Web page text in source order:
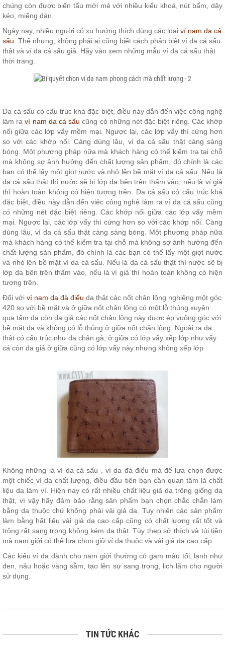
chúng còn được biến tấu mới mẻ với nhiều kiểu khoá, nút bấm, dây
kéo, miếng dán.
Ngày nay, nhiều người có xu hướng thích dùng các loại ví nam da cá
sấu . Thế nhưng, không phải ai cũng biết cách phân biệt ví da cá sấu
thật và ví da cá sấu giả. Hãy vào xem những mẫu ví da cá sấu thật
thời trang.
Da cá sấu có cấu trúc khá đặc biệt, điều này dẫn đến việc công nghệ
làm raví nam da cá sấu cũng có những nét đặc biệt riêng. Các khớp
nối giữa các lớp vẩy mềm mại. Ngược lại, các lớp vẩy thì cứng hơn
so với các khớp nối. Càng dùng lâu, ví da cá sấu thật càng sáng
bóng. Một phương pháp nữa mà khách hàng có thể kiểm tra tại chỗ
mà không sợ ảnh hưởng đến chất lượng sản phẩm, đó chính là các
bạn có thể lấy một giọt nước và nhỏ lên bề mặt ví da cá sấu. Nếu là
da cá sấu thật thì nước sẽ bị lớp da bên trên thấm vào, nếu là ví giả
thì hoàn toàn không có hiện tượng trên. Da cá sấu có cấu trúc khá
đặc biệt, điều này dẫn đến việc công nghệ làm ra ví da cá sấu cũng
có những nét đặc biệt riêng. Các khớp nối giữa các lớp vẩy mềm
mại. Ngược lại, các lớp vẩy thì cứng hơn so với các khớp nối. Càng
dùng lâu, ví da cá sấu thật càng sáng bóng. Một phương pháp nữa
mà khách hàng có thể kiểm tra tại chỗ mà không sợ ảnh hưởng đến
chất lượng sản phẩm, đó chính là các bạn có thể lấy một giọt nước
và nhỏ lên bề mặt ví da cá sấu. Nếu là da cá sấu thật thì nước sẽ bị
lớp da bên trên thấm vào, nếu là ví giả thì hoàn toàn không có hiện
tượng trên.
Đối với ví nam da đà điểu da thật các nốt chân lông nghiêng một góc
420 so với bề mặt và ở giữa nốt chân lông có một lỗ thủng xuyên
qua tấm da còn da giả các nốt chân lông này được ép vuông góc với
bề mặt da và không có lỗ thủng ở giữa nốt chân lông. Ngoài ra da
thật có cấu trúc như da chân gà, ở giữa có lớp vẩy xếp lớp như vẩy
cá còn da giả ở giữa cũng có lớp vẩy này nhưng không xếp lớp
Không những là ví da cá sấu , ví da đà điểu mà để lựa chọn được
một chiếc ví da chất lượng, điều đầu tiên bạn cần quan tâm là chất
liệu da làm ví. Hiện nay có rất nhiều chất liệu giả da trông giống da
thật, vì vậy hãy đảm bảo rằng sản phẩm bạn chọn chắc chắn làm
bằng da thuộc chứ không phải vải giả da. Tuy nhiên các sản phẩm
làm bằng hất liệu vải giả da cao cấp cũng có chất lượng rất tốt và
trông rất sang trọng không kém da thật. Tùy theo sở thích và túi tiền
mà nam giới có thể lựa chọn giữ ví da thuộc và vải giả da cao cấp.
Các kiểu ví da dành cho nam giới thường có gam màu tối, lạnh như
đen, nâu hoặc vàng sẫm, tạo lên sự sang trọng, lịch lãm cho người
sử dụng.
TIN TỨC KHÁC